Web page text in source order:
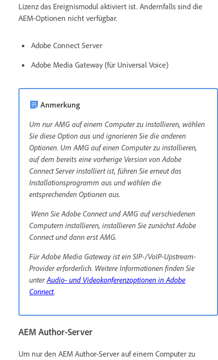
Lizenz das Ereignismodul aktiviert ist. Andernfalls sind die
AEM-Optionen nicht verfügbar.
Adobe Connect Server
Adobe Media Gateway (für Universal Voice)
Anmerkung
Um nur AMG auf einem Computer zu installieren, wählen
Sie diese Option aus und ignorieren Sie die anderen
Optionen. Um AMG auf einen Computer zu installieren,
auf dem bereits eine vorherige Version von Adobe
Connect Server installiert ist, führen Sie erneut das
Installationsprogramm aus und wählen die
entsprechenden Optionen aus.
Wenn Sie Adobe Connect und AMG auf verschiedenen
Computern installieren, installieren Sie zunächst Adobe
Connect und dann erst AMG.
Für Adobe Media Gateway ist ein SIP-/VoIP-Upstream-
Provider erforderlich. Weitere Informationen finden Sie
unterAudio- und Videokonferenzoptionen in Adobe
Connect.
AEM Author-Server
Um nur den AEM Author-Server auf einem Computer zu